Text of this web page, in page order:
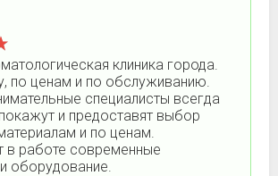
клиника города.
по ценам и по обслуживанию.
специалисты всегда
и предоставят выбор
и по ценам.
в работе современные
оборудование.